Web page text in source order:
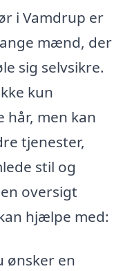
i Vamdrup er
mænd, der
sig selvsikre.
kun
men kan
tjenester,
stil og
oversigt
hjælpe med:
ønsker en